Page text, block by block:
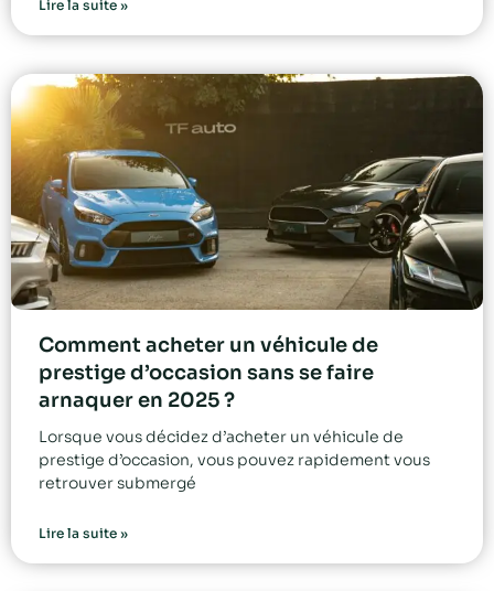
Lire la suite »
Comment acheter un véhicule de
prestige d’occasion sans se faire
arnaquer en 2025 ?
Lorsque vous décidez d’acheter un véhicule de
prestige d’occasion, vous pouvez rapidement vous
retrouver submergé
Lire la suite »